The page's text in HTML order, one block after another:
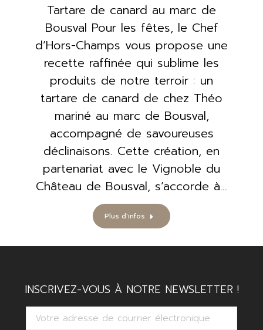
Tartare de canard au marc de
Bousval Pour les fêtes, le Chef
d’Hors-Champs vous propose une
recette raffinée qui sublime les
produits de notre terroir : un
tartare de canard de chez Théo
mariné au marc de Bousval,
accompagné de savoureuses
déclinaisons. Cette création, en
partenariat avec le Vignoble du
Château de Bousval, s’accorde à…
Plus d'infos
INSCRIVEZ-VOUS À NOTRE NEWSLETTER !